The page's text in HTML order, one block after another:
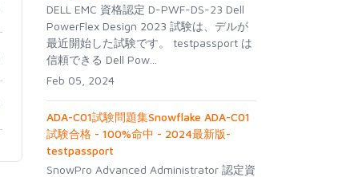
DELL EMC 資格認定 D-PWF-DS-23 Dell
PowerFlex Design 2023 試験は、デルが
最近開始した試験です。 testpassport は
信頼できる Dell Pow...
Feb 05, 2024
ADA-C01試験問題集Snowflake ADA-C01
試験合格 - 100%命中 - 2024最新版-
testpassport
SnowPro Advanced Administrator 認定資